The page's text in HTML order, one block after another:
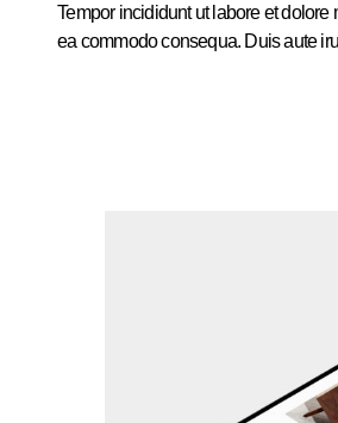
Tempor incididunt ut labore et
ea commodo consequa. Duis aute